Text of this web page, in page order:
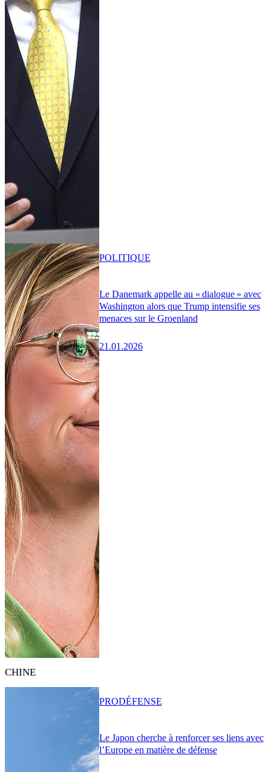
Le Danemark appelle au « dialogue » avec
Washington alors que Trump intensifie ses
menaces sur le Groenland
21.01.2026
POLITIQUE
CHINE
Le Japon cherche à renforcer ses liens avec
l’Europe en matière de défense
PRODÉFENSE